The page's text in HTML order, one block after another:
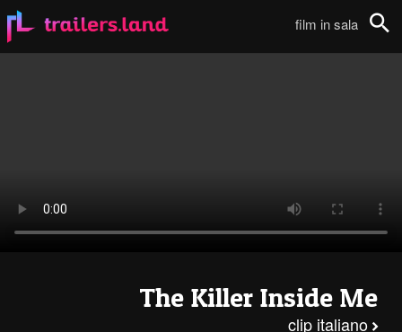
film in sala
The Killer Inside Me
clip italiano